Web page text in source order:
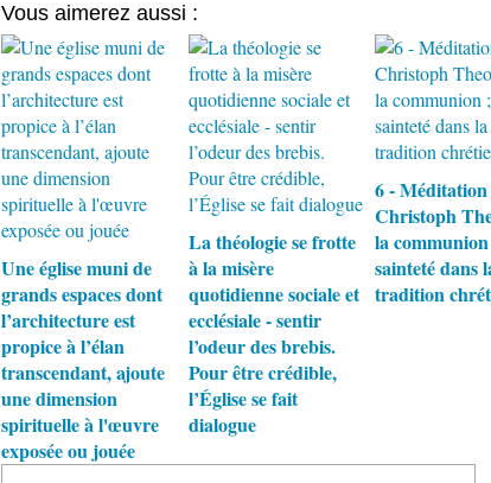
Vous aimerez aussi :
Une église muni de
grands espaces dont
l’architecture est
propice à l’élan
transcendant, ajoute
une dimension
spirituelle à l'œuvre
exposée ou jouée
La théologie se frotte
à la misère
quotidienne sociale et
ecclésiale - sentir
l’odeur des brebis.
Pour être crédible,
l’Église se fait
dialogue
6 - Méditation
Christoph
la
sainteté dans
tradition